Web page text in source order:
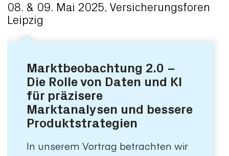
08. & 09. Mai 2025, Versicherungsforen
Leipzig
Marktbeobachtung 2.0 –
Die Rolle von Daten und KI
für präzisere
Marktanalysen und bessere
Produktstrategien
In unserem Vortrag betrachten wir